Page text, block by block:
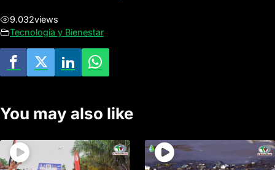
9.032views
Tecnologia y Bienestar
You may also like